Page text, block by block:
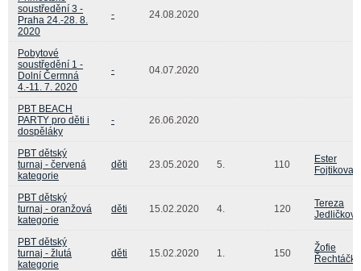
soustředění 3 -
Praha 24.-28. 8.
2020
- 24.08.2020
Pobytové
soustředění 1 -
Dolní Čermná
4.-11. 7. 2020
- 04.07.2020
PBT BEACH
PARTY pro děti i
dospěláky
- 26.06.2020
PBT dětský
turnaj - červená
kategorie
děti 23.05.2020 5. 110
Ester
Fojtikova
PBT dětský
turnaj - oranžová
kategorie
děti 15.02.2020 4. 120
Tereza
Jedličková
PBT dětský
turnaj - žlutá
kategorie
děti 15.02.2020 1. 150
Žofie